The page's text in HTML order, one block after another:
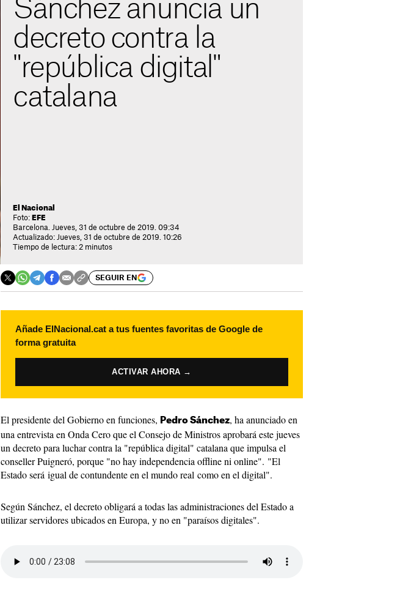
Sánchez anuncia un
decreto contra la
"república digital"
catalana
El Nacional
Foto: EFE
Barcelona. Jueves, 31 de octubre de 2019. 09:34
Actualizado: Jueves, 31 de octubre de 2019. 10:26
Tiempo de lectura: 2 minutos
SEGUIR EN
Añade ElNacional.cat a tus fuentes favoritas de Google de
forma gratuita
ACTIVAR AHORA →
El presidente del Gobierno en funciones, Pedro Sánchez, ha anunciado en
una entrevista en Onda Cero que el Consejo de Ministros aprobará este jueves
un decreto para luchar contra la "república digital" catalana que impulsa el
conseller Puigneró, porque "no hay independencia offline ni online". "El
Estado será igual de contundente en el mundo real como en el digital".
Según Sánchez, el decreto obligará a todas las administraciones del Estado a
utilizar servidores ubicados en Europa, y no en "paraísos digitales".